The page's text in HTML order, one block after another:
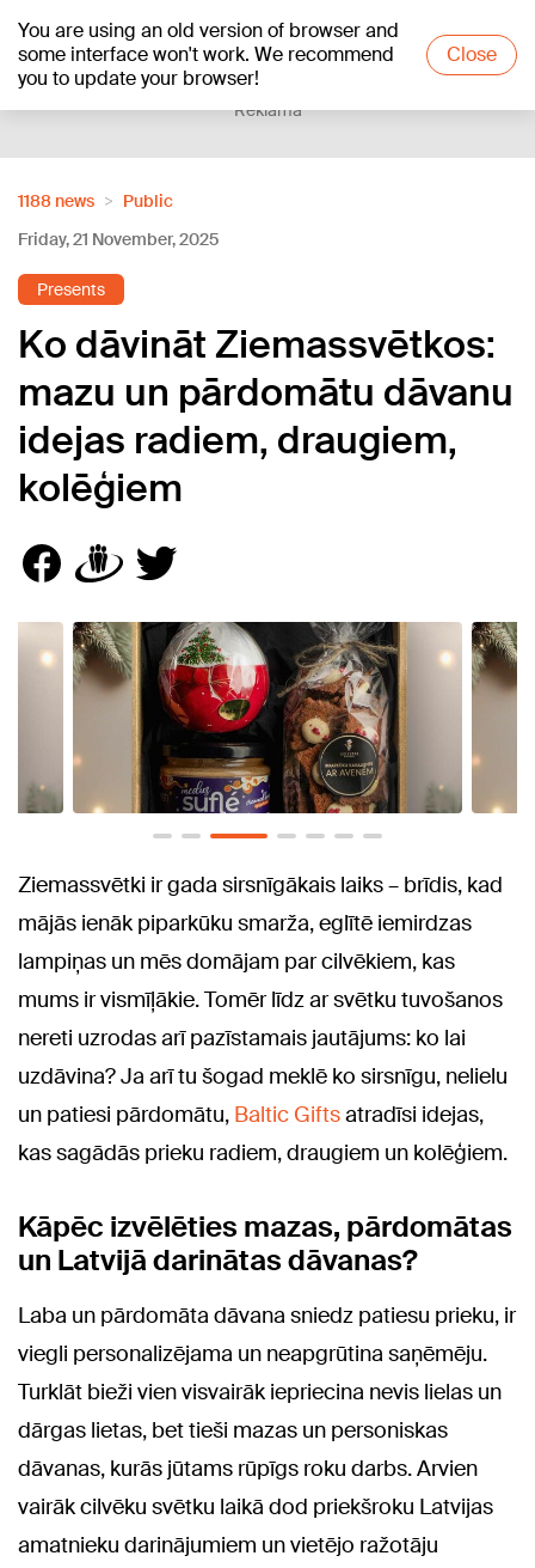
You are using an old version of browser and
some interface won't work. We recommend
you to update your browser!
Close
+21°C
Reklāma
1188 news
Public
Friday, 21 November, 2025
Presents
Ko dāvināt Ziemassvētkos:
mazu un pārdomātu dāvanu
idejas radiem, draugiem,
kolēģiem
Ziemassvētki ir gada sirsnīgākais laiks – brīdis, kad
mājās ienāk piparkūku smarža, eglītē iemirdzas
lampiņas un mēs domājam par cilvēkiem, kas
mums ir vismīļākie. Tomēr līdz ar svētku tuvošanos
nereti uzrodas arī pazīstamais jautājums: ko lai
uzdāvina? Ja arī tu šogad meklē ko sirsnīgu, nelielu
un patiesi pārdomātu, Baltic Giftsatradīsi idejas,
kas sagādās prieku radiem, draugiem un kolēģiem.
Kāpēc izvēlēties mazas, pārdomātas
un Latvijā darinātas dāvanas?
Laba un pārdomāta dāvana sniedz patiesu prieku, ir
viegli personalizējama un neapgrūtina saņēmēju.
Turklāt bieži vien visvairāk iepriecina nevis lielas un
dārgas lietas, bet tieši mazas un personiskas
dāvanas, kurās jūtams rūpīgs roku darbs. Arvien
vairāk cilvēku svētku laikā dod priekšroku Latvijas
amatnieku darinājumiem un vietējo ražotāju